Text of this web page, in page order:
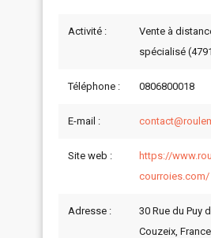
Activité :
Vente à
spécialisé
Téléphone : 0806800018
E-mail :
Site web :
https://
courroies.com/
Adresse :
30 Rue du Puy
Couzeix, France